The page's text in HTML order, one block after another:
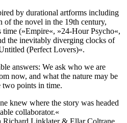
by durational artforms including
of the novel in the 19th century,
time (»Empire«, »24-Hour Psycho«,
the inevitably diverging clocks of
(Perfect Lovers)«.
answers: We ask who we are
now, and what the nature may be
two points in time.
knew where the story was headed
collaborator.«
Linklater & Ellar Coltrane,